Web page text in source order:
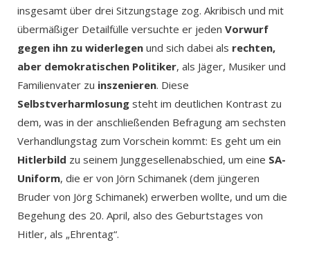
insgesamt über drei Sitzungstage zog. Akribisch und mit
übermäßiger Detailfülle versuchte er jeden Vorwurf
gegen ihn zu widerlegen und sich dabei als rechten,
aber demokratischen Politiker, als Jäger, Musiker und
Familienvater zu inszenieren. Diese
Selbstverharmlosung steht im deutlichen Kontrast zu
dem, was in der anschließenden Befragung am sechsten
Verhandlungstag zum Vorschein kommt: Es geht um ein
Hitlerbild zu seinem Junggesellenabschied, um eine SA-
Uniform, die er von Jörn Schimanek (dem jüngeren
Bruder von Jörg Schimanek) erwerben wollte, und um die
Begehung des 20. April, also des Geburtstages von
Hitler, als „Ehrentag“.